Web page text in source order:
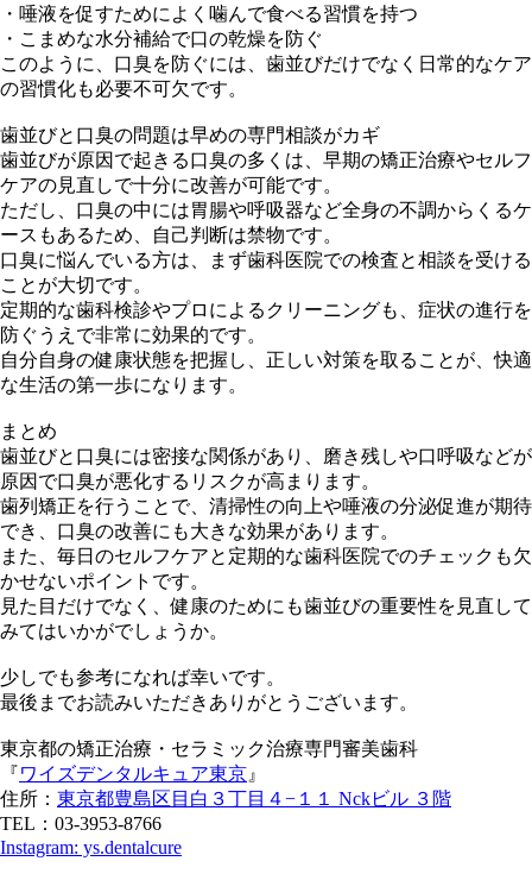
・唾液を促すためによく噛んで食べる習慣を持つ
・こまめな水分補給で口の乾燥を防ぐ
このように、口臭を防ぐには、歯並びだけでなく日常的なケア
の習慣化も必要不可欠です。
歯並びと口臭の問題は早めの専門相談がカギ
歯並びが原因で起きる口臭の多くは、早期の矯正治療やセルフ
ケアの見直しで十分に改善が可能です。
ただし、口臭の中には胃腸や呼吸器など全身の不調からくるケ
ースもあるため、自己判断は禁物です。
口臭に悩んでいる方は、まず歯科医院での検査と相談を受ける
ことが大切です。
定期的な歯科検診やプロによるクリーニングも、症状の進行を
防ぐうえで非常に効果的です。
自分自身の健康状態を把握し、正しい対策を取ることが、快適
な生活の第一歩になります。
まとめ
歯並びと口臭には密接な関係があり、磨き残しや口呼吸などが
原因で口臭が悪化するリスクが高まります。
歯列矯正を行うことで、清掃性の向上や唾液の分泌促進が期待
でき、口臭の改善にも大きな効果があります。
また、毎日のセルフケアと定期的な歯科医院でのチェックも欠
かせないポイントです。
見た目だけでなく、健康のためにも歯並びの重要性を見直して
みてはいかがでしょうか。
少しでも参考になれば幸いです。
最後までお読みいただきありがとうございます。
東京都の矯正治療・セラミック治療専門審美歯科
『ワイズデンタルキュア東京 』
住所： 東京都豊島区目白３丁目４−１１ Nckビル ３階
TEL：03-3953-8766
Instagram: ys.dentalcure